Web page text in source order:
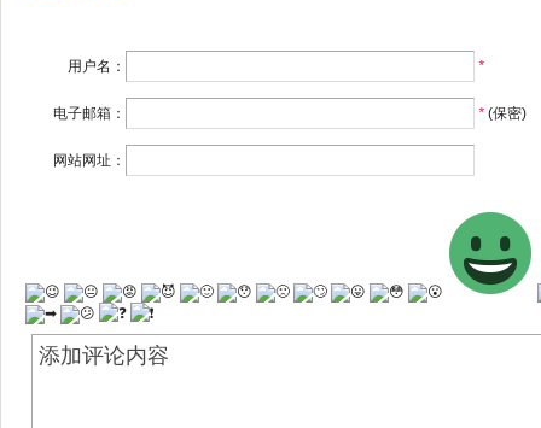
用户名： *
电子邮箱： *(保密)
网站网址：